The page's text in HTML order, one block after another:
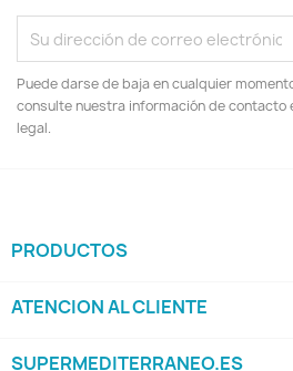
Puede darse de baja en cualquier
consulte nuestra información de contacto
legal.
PRODUCTOS
ATENCION AL CLIENTE
SUPERMEDITERRANEO.ES